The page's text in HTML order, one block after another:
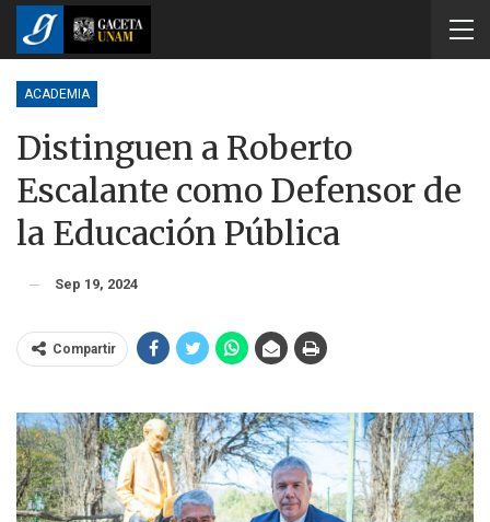
ACADEMIA
Distinguen a Roberto
Escalante como Defensor de
la Educación Pública
Sep 19, 2024
Compartir